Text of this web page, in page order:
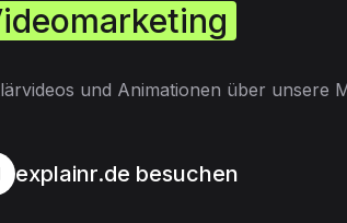
und Animationen über unsere
explainr.de besuchen